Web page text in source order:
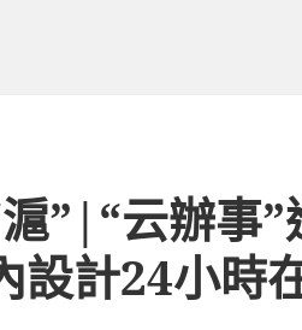
”|“云辦事
設計24小時